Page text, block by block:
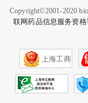
Copyright©2001-2020
联网药品信息服务资
上海工商